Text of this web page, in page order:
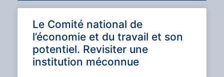
Le Comité national de
l’économie et du travail et son
potentiel. Revisiter une
institution méconnue